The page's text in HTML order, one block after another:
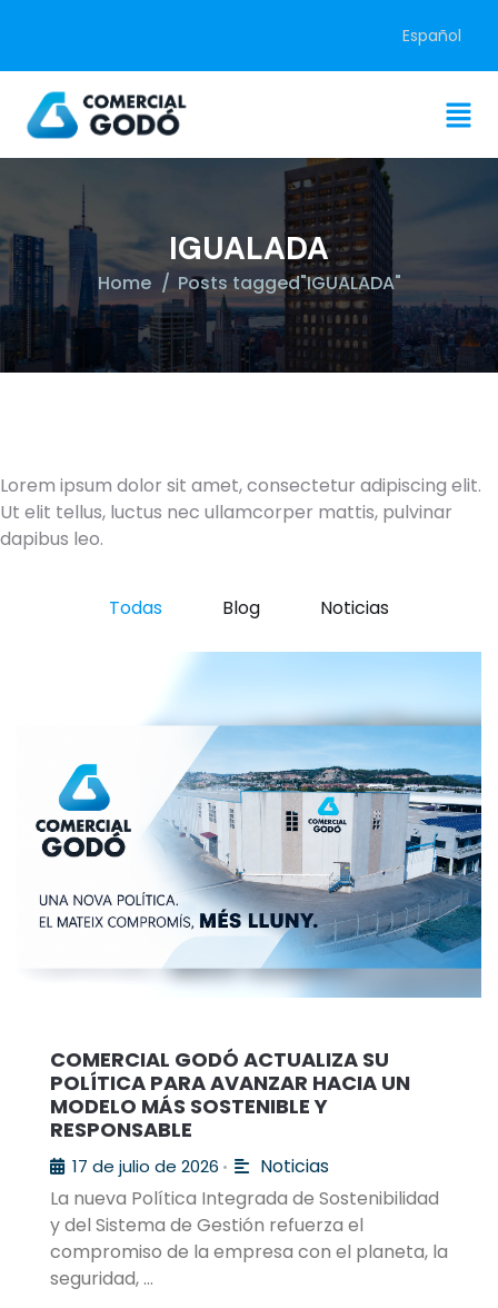
Español
IGUALADA
Home Posts tagged"IGUALADA"
Lorem ipsum dolor sit amet, consectetur adipiscing elit.
Ut elit tellus, luctus nec ullamcorper mattis, pulvinar
dapibus leo.
Todas Blog Noticias
COMERCIAL GODÓ ACTUALIZA SU
POLÍTICA PARA AVANZAR HACIA UN
MODELO MÁS SOSTENIBLE Y
RESPONSABLE
17 de julio de 2026 •
Noticias
La nueva Política Integrada de Sostenibilidad
y del Sistema de Gestión refuerza el
compromiso de la empresa con el planeta, la
seguridad, …